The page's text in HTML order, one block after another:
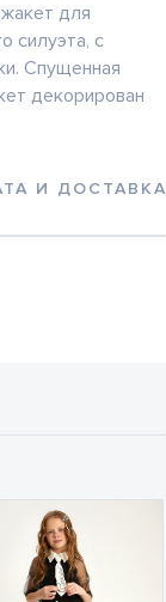
для
силуэта, с
Спущенная
декорирован
И ДОСТАВКА